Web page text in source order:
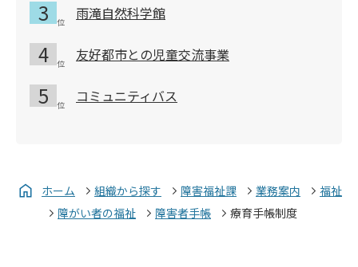
雨滝自然科学館
友好都市との児童交流事業
コミュニティバス
ホーム 組織から探す 障害福祉課 業務案内
福祉
障がい者の福祉
障害者手帳 療育手帳制度